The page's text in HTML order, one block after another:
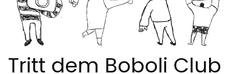
Tritt dem Boboli Club